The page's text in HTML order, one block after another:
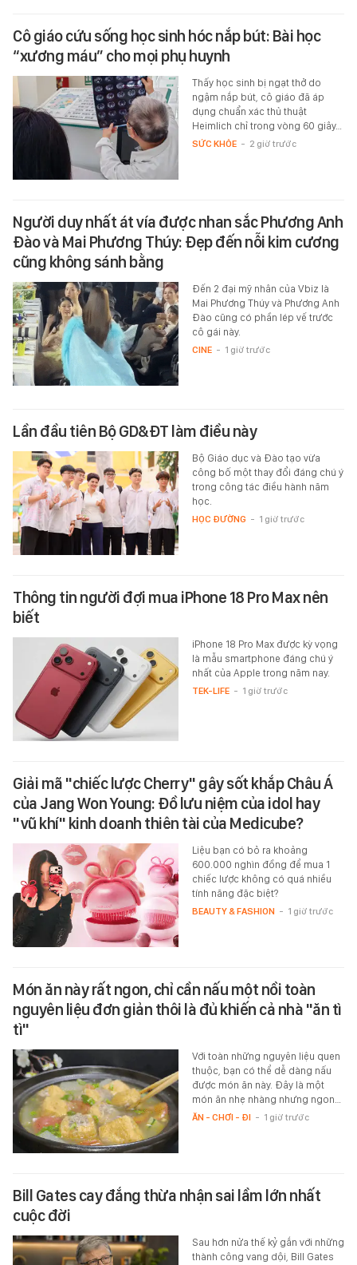
Cô giáo cứu sống học sinh hóc nắp bút: Bài học
“xương máu” cho mọi phụ huynh
Thấy học sinh bị ngạt thở do
ngậm nắp bút, cô giáo đã áp
dụng chuẩn xác thủ thuật
Heimlich chỉ trong vòng 60 giây…
SỨC KHỎE - 2 giờ trước
Người duy nhất át vía được nhan sắc Phương Anh
Đào và Mai Phương Thúy: Đẹp đến nỗi kim cương
cũng không sánh bằng
Đến 2 đại mỹ nhân của Vbiz là
Mai Phương Thúy và Phương Anh
Đào cũng có phần lép vế trước
cô gái này.
CINE - 1 giờ trước
Lần đầu tiên Bộ GD&ĐT làm điều này
Bộ Giáo dục và Đào tạo vừa
công bố một thay đổi đáng chú ý
trong công tác điều hành năm
học.
HỌC ĐƯỜNG - 1 giờ trước
Thông tin người đợi mua iPhone 18 Pro Max nên
biết
iPhone 18 Pro Max được kỳ vọng
là mẫu smartphone đáng chú ý
nhất của Apple trong năm nay.
TEK-LIFE - 1 giờ trước
Giải mã "chiếc lược Cherry" gây sốt khắp Châu Á
của Jang Won Young: Đồ lưu niệm của idol hay
"vũ khí" kinh doanh thiên tài của Medicube?
Liệu bạn có bỏ ra khoảng
600.000 nghìn đồng để mua 1
chiếc lược không có quá nhiều
tính năng đặc biệt?
BEAUTY & FASHION - 1 giờ trước
Món ăn này rất ngon, chỉ cần nấu một nồi toàn
nguyên liệu đơn giản thôi là đủ khiến cả nhà "ăn tì
tì"
Với toàn những nguyên liệu quen
thuộc, bạn có thể dễ dàng nấu
được món ăn này. Đây là một
món ăn nhẹ nhàng nhưng ngon…
ĂN - CHƠI - ĐI - 1 giờ trước
Bill Gates cay đắng thừa nhận sai lầm lớn nhất
cuộc đời
Sau hơn nửa thế kỷ gắn với những
thành công vang dội, Bill Gates